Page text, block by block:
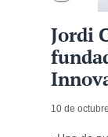
Jordi
10 de